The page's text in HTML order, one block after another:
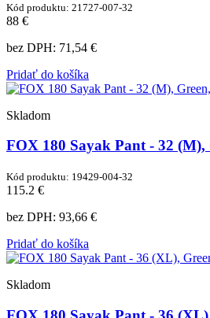
Kód produktu: 21727-007-32
88 €
bez DPH: 71,54 €
Pridať do košíka
Skladom
FOX 180 Sayak Pant - 32
Kód produktu: 19429-004-32
115.2 €
bez DPH: 93,66 €
Pridať do košíka
Skladom